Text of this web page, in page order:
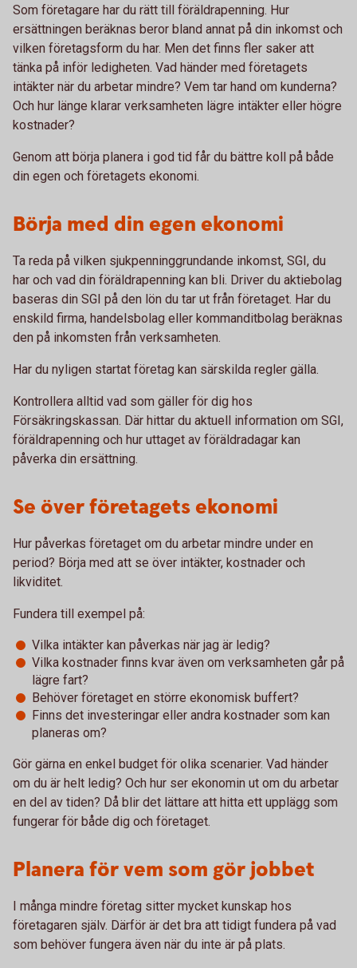
Som företagare har du rätt till föräldrapenning. Hur
ersättningen beräknas beror bland annat på din inkomst och
vilken företagsform du har. Men det finns fler saker att
tänka på inför ledigheten. Vad händer med företagets
intäkter när du arbetar mindre? Vem tar hand om kunderna?
Och hur länge klarar verksamheten lägre intäkter eller högre
kostnader?
Genom att börja planera i god tid får du bättre koll på både
din egen och företagets ekonomi.
Börja med din egen ekonomi
Ta reda på vilken sjukpenninggrundande inkomst, SGI, du
har och vad din föräldrapenning kan bli. Driver du aktiebolag
baseras din SGI på den lön du tar ut från företaget. Har du
enskild firma, handelsbolag eller kommanditbolag beräknas
den på inkomsten från verksamheten.
Har du nyligen startat företag kan särskilda regler gälla.
Kontrollera alltid vad som gäller för dig hos
Försäkringskassan. Där hittar du aktuell information om SGI,
föräldrapenning och hur uttaget av föräldradagar kan
påverka din ersättning.
Se över företagets ekonomi
Hur påverkas företaget om du arbetar mindre under en
period? Börja med att se över intäkter, kostnader och
likviditet.
Fundera till exempel på:
Vilka intäkter kan påverkas när jag är ledig?
Vilka kostnader finns kvar även om verksamheten går på
lägre fart?
Behöver företaget en större ekonomisk buffert?
Finns det investeringar eller andra kostnader som kan
planeras om?
Gör gärna en enkel budget för olika scenarier. Vad händer
om du är helt ledig? Och hur ser ekonomin ut om du arbetar
en del av tiden? Då blir det lättare att hitta ett upplägg som
fungerar för både dig och företaget.
Planera för vem som gör jobbet
I många mindre företag sitter mycket kunskap hos
företagaren själv. Därför är det bra att tidigt fundera på vad
som behöver fungera även när du inte är på plats.